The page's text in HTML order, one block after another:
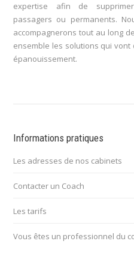
expertise afin de
passagers ou permanents.
accompagnerons tout au long
ensemble les solutions qui
épanouissement.
Informations pratiques
Les adresses de nos cabinets
Contacter un Coach
Les tarifs
Vous êtes un professionnel du